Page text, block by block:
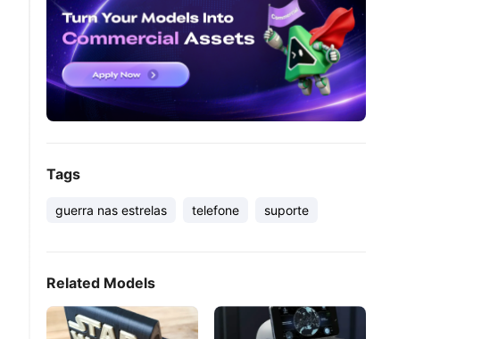
Tags
guerra nas estrelas telefone suporte
Related Models